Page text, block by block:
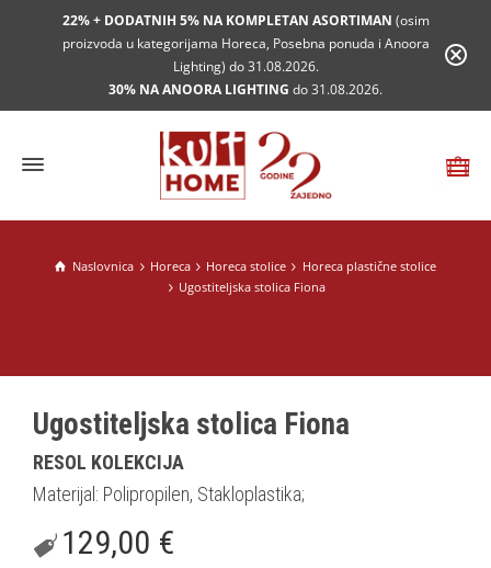
22% + DODATNIH 5% NA KOMPLETAN ASORTIMAN (osim
proizvoda u kategorijama Horeca, Posebna ponuda i Anoora
Lighting) do 31.08.2026.
30% NA ANOORA LIGHTING do 31.08.2026.
Naslovnica Horeca Horeca stolice
Horeca plastične stolice
Ugostiteljska stolica Fiona
Ugostiteljska stolica Fiona
RESOL KOLEKCIJA
Materijal: Polipropilen, Stakloplastika;
129,00 €